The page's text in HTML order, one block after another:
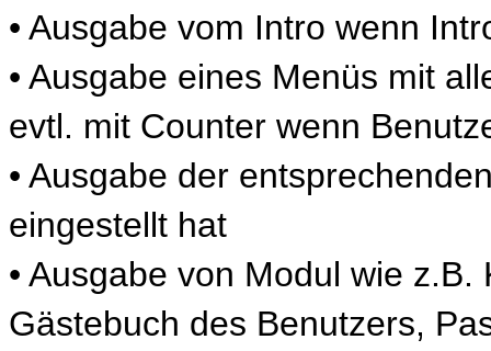
• Ausgabe vom Intro wenn
• Ausgabe eines Menüs mit
evtl. mit Counter wenn
• Ausgabe der
eingestellt hat
• Ausgabe von Modul wie
Gästebuch des Benutzers,